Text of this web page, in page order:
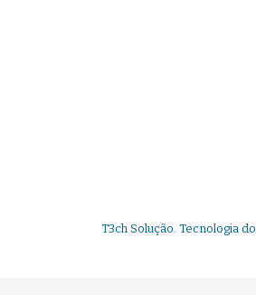
T3ch Solução. Tecnologia do